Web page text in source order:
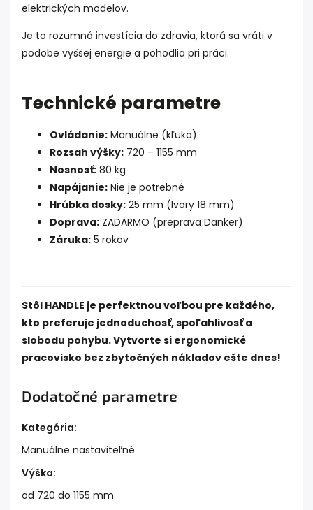
elektrických modelov.
Je to rozumná investícia do zdravia, ktorá sa vráti v
podobe vyššej energie a pohodlia pri práci.
Technické parametre
Ovládanie: Manuálne (kľuka)
Rozsah výšky: 720 – 1155 mm
Nosnosť: 80 kg
Napájanie: Nie je potrebné
Hrúbka dosky: 25 mm (Ivory 18 mm)
Doprava: ZADARMO (preprava Danker)
Záruka: 5 rokov
Stôl HANDLE je perfektnou voľbou pre každého,
kto preferuje jednoduchosť, spoľahlivosť a
slobodu pohybu. Vytvorte si ergonomické
pracovisko bez zbytočných nákladov ešte dnes!
Dodatočné parametre
Kategória:
Manuálne nastaviteľné
Výška:
od 720 do 1155 mm